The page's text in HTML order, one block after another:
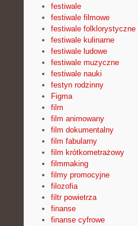
festiwale
festiwale filmowe
festiwale folklorystyczne
festiwale kulinarne
festiwale ludowe
festiwale muzyczne
festiwale nauki
festyn rodzinny
Figma
film
film animowany
film dokumentalny
film fabularny
film krótkometrażowy
filmmaking
filmy promocyjne
filozofia
filtr powietrza
finanse
finanse cyfrowe